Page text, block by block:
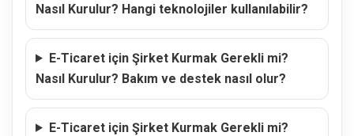
Nasıl Kurulur? Hangi teknolojiler kullanılabilir?
E-Ticaret için Şirket Kurmak Gerekli mi?
Nasıl Kurulur? Bakım ve destek nasıl olur?
E-Ticaret için Şirket Kurmak Gerekli mi?